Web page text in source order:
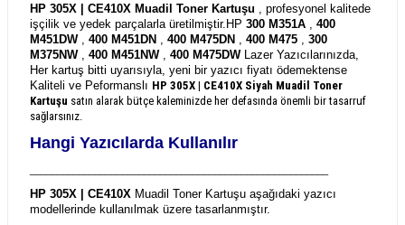
HP 305X | CE410X Muadil Toner Kartuşu
, profesyonel kalitede
işçilik ve yedek parçalarla üretilmiştir. HP 300 M351A
400
M451DW
400 M451DN 400 M475DN 400 M475
300
M375NW
400 M451NW 400 M475DW Lazer Yazıcılarınızda,
Her kartuş bitti uyarısıyla, yeni bir yazıcı fiyatı ödemektense
Kaliteli ve Peformanslı HP 305X | CE410X Siyah Muadil Toner
Kartuşu satın alarak bütçe kaleminizde her defasında önemli bir tasarruf
sağlarsınız.
Hangi Yazıcılarda Kullanılır
HP 305X | CE410X Muadil Toner Kartuşu aşağıdaki yazıcı
modellerinde kullanılmak üzere tasarlanmıştır.